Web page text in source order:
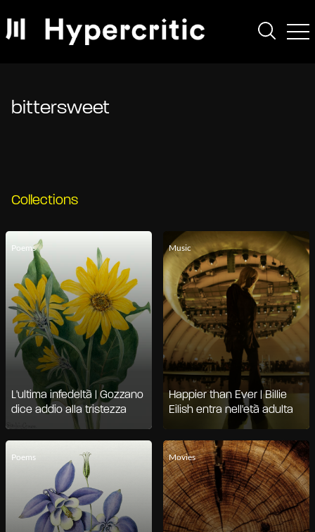
bittersweet
Collections
Poems
L'ultima infedeltà | Gozzano
dice addio alla tristezza
Music
Happier than Ever | Billie
Eilish entra nell'età adulta
Poems Movies